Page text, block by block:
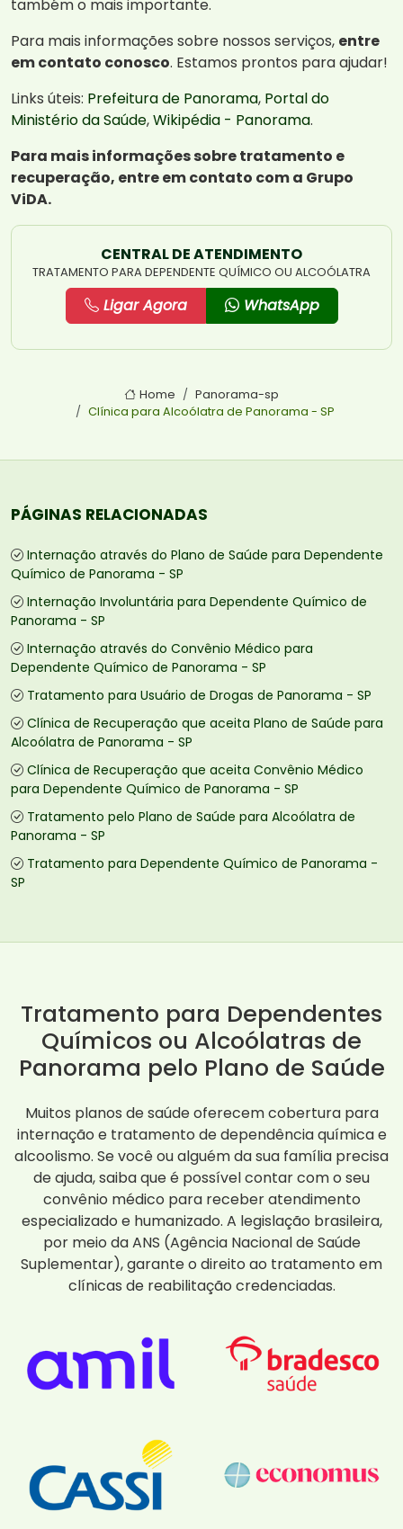
também o mais importante.
Para mais informações sobre nossos serviços, entre
em contato conosco. Estamos prontos para ajudar!
Links úteis: Prefeitura de Panorama, Portal do
Ministério da Saúde,Wikipédia - Panorama.
Para mais informações sobre tratamento e
recuperação, entre em contato com a Grupo
ViDA.
CENTRAL DE ATENDIMENTO
TRATAMENTO PARA DEPENDENTE QUÍMICO OU ALCOÓLATRA
Ligar Agora WhatsApp
Home
Panorama-sp
Clínica para Alcoólatra de Panorama - SP
PÁGINAS RELACIONADAS
Internação através do Plano de Saúde para Dependente
Químico de Panorama - SP
Internação Involuntária para Dependente Químico de
Panorama - SP
Internação através do Convênio Médico para
Dependente Químico de Panorama - SP
Tratamento para Usuário de Drogas de Panorama - SP
Clínica de Recuperação que aceita Plano de Saúde para
Alcoólatra de Panorama - SP
Clínica de Recuperação que aceita Convênio Médico
para Dependente Químico de Panorama - SP
Tratamento pelo Plano de Saúde para Alcoólatra de
Panorama - SP
Tratamento para Dependente Químico de Panorama -
SP
Tratamento para Dependentes
Químicos ou Alcoólatras de
Panorama pelo Plano de Saúde
Muitos planos de saúde oferecem cobertura para
internação e tratamento de dependência química e
alcoolismo. Se você ou alguém da sua família precisa
de ajuda, saiba que é possível contar com o seu
convênio médico para receber atendimento
especializado e humanizado. A legislação brasileira,
por meio da ANS (Agência Nacional de Saúde
Suplementar), garante o direito ao tratamento em
clínicas de reabilitação credenciadas.